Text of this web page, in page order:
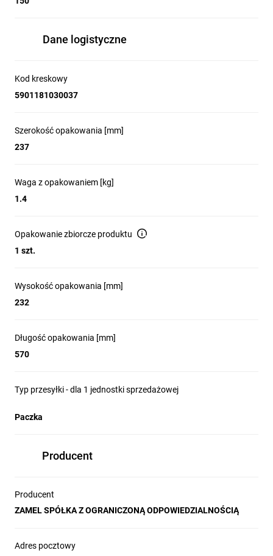
Dane logistyczne
Kod kreskowy
5901181030037
Szerokość opakowania [mm]
237
Waga z opakowaniem [kg]
1.4
Opakowanie zbiorcze produktu
1 szt.
Wysokość opakowania [mm]
232
Długość opakowania [mm]
570
Typ przesyłki - dla 1 jednostki sprzedażowej
Paczka
Producent
Producent
ZAMEL SPÓŁKA Z OGRANICZONĄ ODPOWIEDZIALNOŚCIĄ
Adres pocztowy